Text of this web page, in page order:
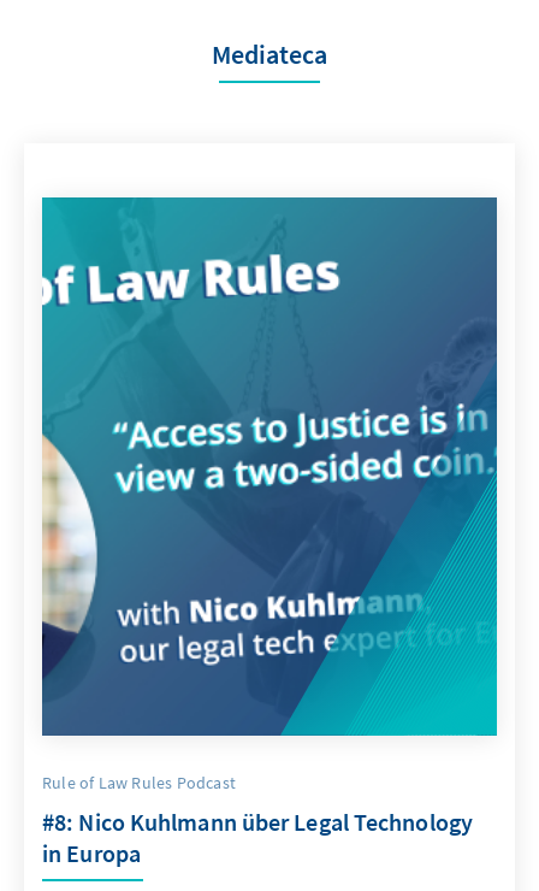
Mediateca
Rule of Law Rules Podcast
#8: Nico Kuhlmann über Legal Technology
in Europa